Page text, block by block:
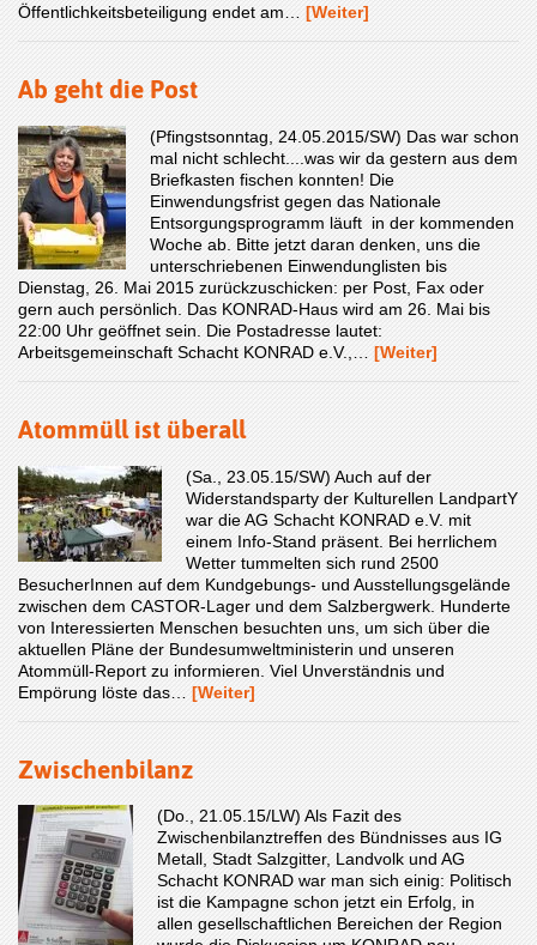
Öffentlichkeitsbeteiligung endet am… [Weiter]
Ab geht die Post
(Pfingstsonntag, 24.05.2015/SW) Das war schon
mal nicht schlecht....was wir da gestern aus dem
Briefkasten fischen konnten! Die
Einwendungsfrist gegen das Nationale
Entsorgungsprogramm läuft in der kommenden
Woche ab. Bitte jetzt daran denken, uns die
unterschriebenen Einwendunglisten bis
Dienstag, 26. Mai 2015 zurückzuschicken: per Post, Fax oder
gern auch persönlich. Das KONRAD-Haus wird am 26. Mai bis
22:00 Uhr geöffnet sein. Die Postadresse lautet:
Arbeitsgemeinschaft Schacht KONRAD e.V.,… [Weiter]
Atommüll ist überall
(Sa., 23.05.15/SW) Auch auf der
Widerstandsparty der Kulturellen LandpartY
war die AG Schacht KONRAD e.V. mit
einem Info-Stand präsent. Bei herrlichem
Wetter tummelten sich rund 2500
BesucherInnen auf dem Kundgebungs- und Ausstellungsgelände
zwischen dem CASTOR-Lager und dem Salzbergwerk. Hunderte
von Interessierten Menschen besuchten uns, um sich über die
aktuellen Pläne der Bundesumweltministerin und unseren
Atommüll-Report zu informieren. Viel Unverständnis und
Empörung löste das… [Weiter]
Zwischenbilanz
(Do., 21.05.15/LW) Als Fazit des
Zwischenbilanztreffen des Bündnisses aus IG
Metall, Stadt Salzgitter, Landvolk und AG
Schacht KONRAD war man sich einig: Politisch
ist die Kampagne schon jetzt ein Erfolg, in
allen gesellschaftlichen Bereichen der Region